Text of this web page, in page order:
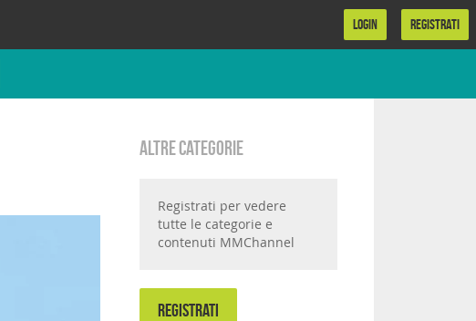
LOGIN REGISTRATI
Altre categorie
Registrati per vedere
tutte le categorie e
contenuti MMChannel
REGISTRATI